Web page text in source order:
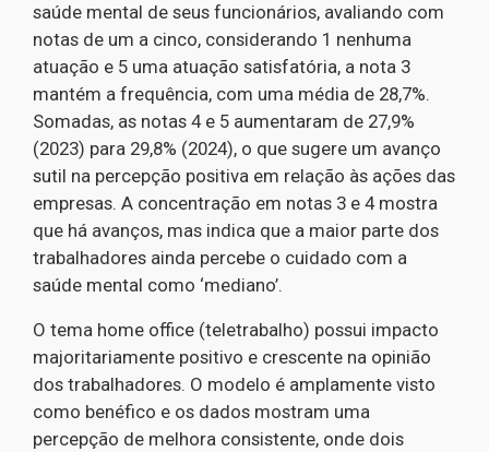
saúde mental de seus funcionários, avaliando com
notas de um a cinco, considerando 1 nenhuma
atuação e 5 uma atuação satisfatória, a nota 3
mantém a frequência, com uma média de 28,7%.
Somadas, as notas 4 e 5 aumentaram de 27,9%
(2023) para 29,8% (2024), o que sugere um avanço
sutil na percepção positiva em relação às ações das
empresas. A concentração em notas 3 e 4 mostra
que há avanços, mas indica que a maior parte dos
trabalhadores ainda percebe o cuidado com a
saúde mental como ‘mediano’.
O tema home office (teletrabalho) possui impacto
majoritariamente positivo e crescente na opinião
dos trabalhadores. O modelo é amplamente visto
como benéfico e os dados mostram uma
percepção de melhora consistente, onde dois